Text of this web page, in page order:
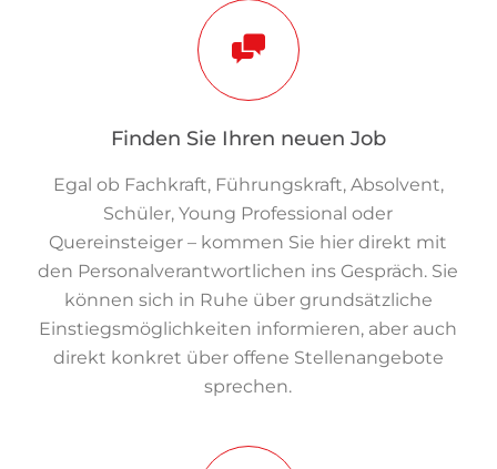
Finden Sie Ihren neuen Job
Egal ob Fachkraft, Führungskraft, Absolvent,
Schüler, Young Professional oder
Quereinsteiger – kommen Sie hier direkt mit
den Personalverantwortlichen ins Gespräch. Sie
können sich in Ruhe über grundsätzliche
Einstiegsmöglichkeiten informieren, aber auch
direkt konkret über offene Stellenangebote
sprechen.